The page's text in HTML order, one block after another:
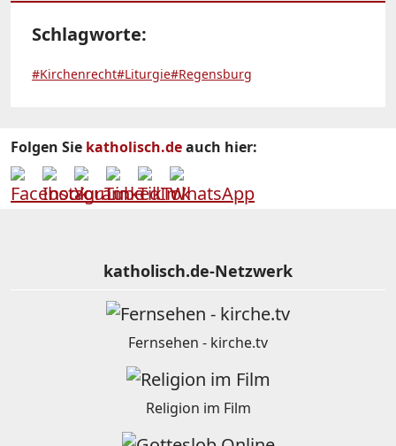
Schlagworte:
#Kirchenrecht#Liturgie#Regensburg
Folgen Sie katholisch.deauch hier:
katholisch.de-Netzwerk
Fernsehen - kirche.tv
Religion im Film